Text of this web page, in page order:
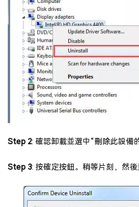
Step 2: 確認卸載並選中“刪除此設備
Step 3: 按確定按鈕。稍等片刻，然後